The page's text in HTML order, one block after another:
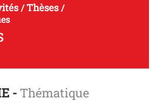
/Thèses/
- Thématique